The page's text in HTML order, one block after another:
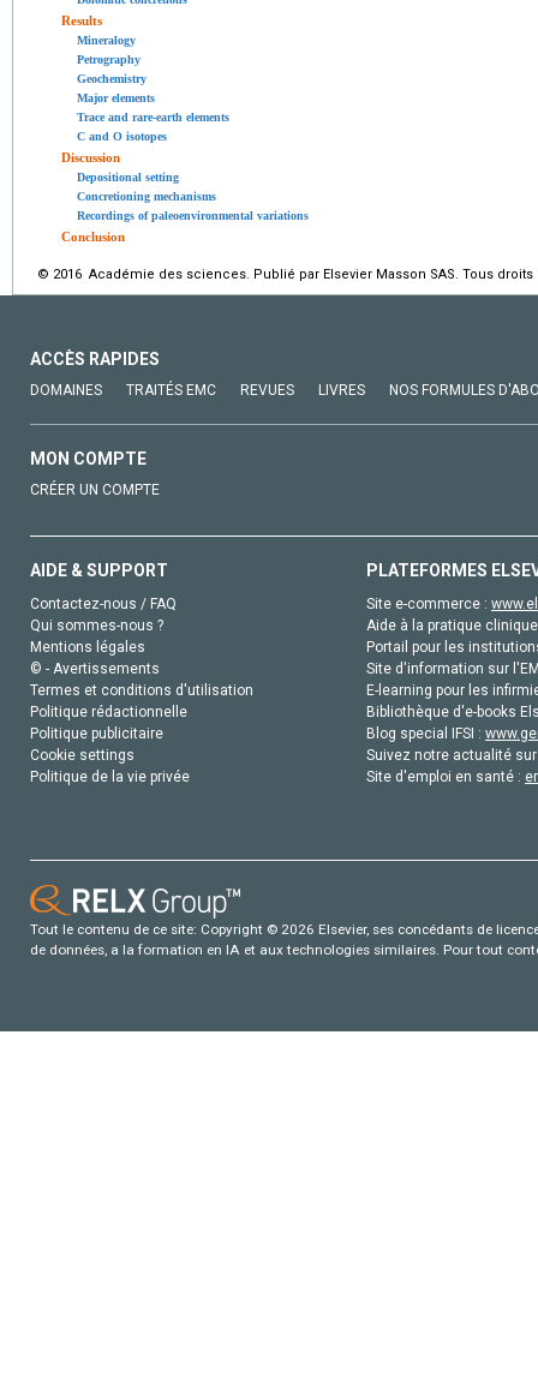
Results
Mineralogy
Petrography
Geochemistry
Major elements
Trace and rare-earth elements
C and O isotopes
Discussion
Depositional setting
Concretioning mechanisms
Recordings of paleoenvironmental variations
Conclusion
© 2016 Académie des sciences. Publié par Elsevier Masson SAS. Tous droits
ACCÈS RAPIDES
DOMAINES TRAITÉS EMC REVUES LIVRES NOS FORMULES
MON COMPTE
CRÉER UN COMPTE
AIDE & SUPPORT
Contactez-nous / FAQ
Qui sommes-nous ?
Mentions légales
© - Avertissements
Termes et conditions d'utilisation
Politique rédactionnelle
Politique publicitaire
Cookie settings
Politique de la vie privée
PLATEFORMES
Site e-commerce :
Aide à la pratique
Portail pour les
Site d'information sur
E-learning pour les
Bibliothèque d'e-books
Blog special IFSI :
Suivez notre actualité
Site d'emploi en santé :
Tout le contenu de ce site: Copyright © 2026 Elsevier, ses concédants de
de données, a la formation en IA et aux technologies similaires. Pour tout